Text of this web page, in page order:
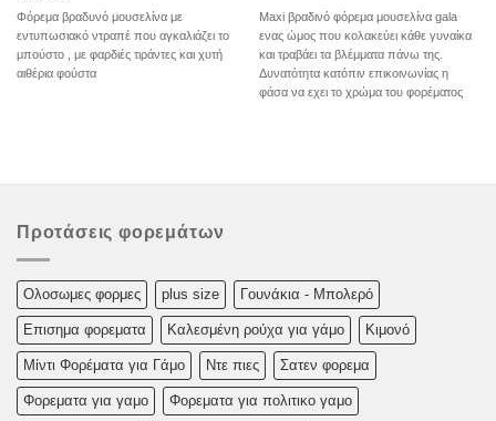
Φόρεμα βραδυνό μουσελίνα με
εντυπωσιακό ντραπέ που αγκαλιάζει το
μπούστο , με φαρδιές τιράντες και χυτή
αιθέρια φούστα
Maxi βραδινό φόρεμα μουσελίνα gala
ενας ώμος που κολακεύει κάθε γυναίκα
και τραβάει τα βλέμματα πάνω της.
Δυνατότητα κατόπιν επικοινωνίας η
φάσα να εχει το χρώμα του φορέματος
Προτάσεις φορεμάτων
Oλoσωμες φoρμες plus size Γουνάκια - Μπολερό
Επισημα φορεματα Καλεσμένη ρούχα για γάμο Κιμονό
Μίντι Φορέματα για Γάμο Ντε πιες Σατεν φορεμα
Φορεματα για γαμο Φορεματα για πολιτικο γαμο